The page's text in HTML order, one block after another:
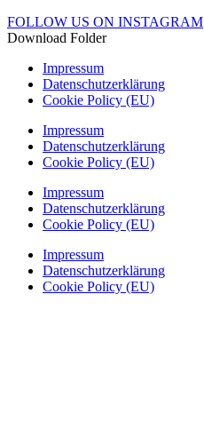
FOLLOW US ON INSTAGRAM
Download Folder
Impressum
Datenschutzerklärung
Cookie Policy (EU)
Impressum
Datenschutzerklärung
Cookie Policy (EU)
Impressum
Datenschutzerklärung
Cookie Policy (EU)
Impressum
Datenschutzerklärung
Cookie Policy (EU)